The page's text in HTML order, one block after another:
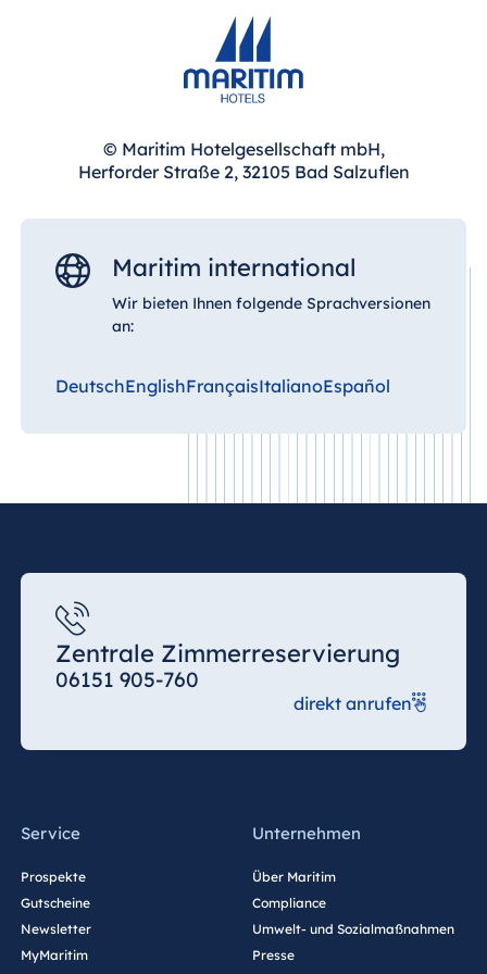
TitiseeHotel
Titisee-Neustadt
Strandhotel
Hotel Ulm
Star-Apart Hansa
Hotel Wiesbaden
Albanien
Hotel Plaza
Bay
Hotel Paradise
Blue Albena
Hotel Amelia
© Maritim Hotelgesellschaft mbH,
Herforder Straße 2, 32105 Bad Salzuflen
Maritim international
Wir bieten Ihnen folgende Sprachversionen
an:
DeutschEnglishFrançaisItalianoEspañol
Zentrale Zimmerreservierung
06151 905-760
direkt anrufen
Service
Prospekte
Gutscheine
Newsletter
MyMaritim
Unternehmen
Über Maritim
Compliance
Umwelt- und Sozialmaßnahmen
Presse